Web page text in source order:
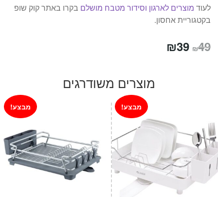
לעוד מוצרים לארגון וסידור מטבח מושלם בקרו באתר קוק שופ
בקטגוריית אחסון.
₪49 המחיר
₪39
הוא:
₪39.
מוצרים משודרגים
מבצע! מבצע!